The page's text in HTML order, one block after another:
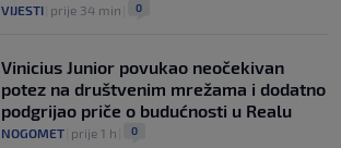
VIJESTI prije 34 min 0
Vinicius Junior povukao neočekivan
potez na društvenim mrežama i dodatno
podgrijao priče o budućnosti u Realu
NOGOMET prije 1 h 0